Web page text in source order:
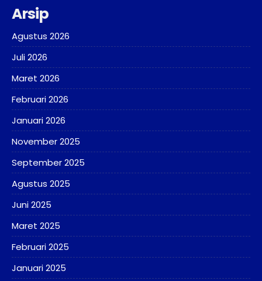
Arsip
Agustus 2026
Juli 2026
Maret 2026
Februari 2026
Januari 2026
November 2025
September 2025
Agustus 2025
Juni 2025
Maret 2025
Februari 2025
Januari 2025